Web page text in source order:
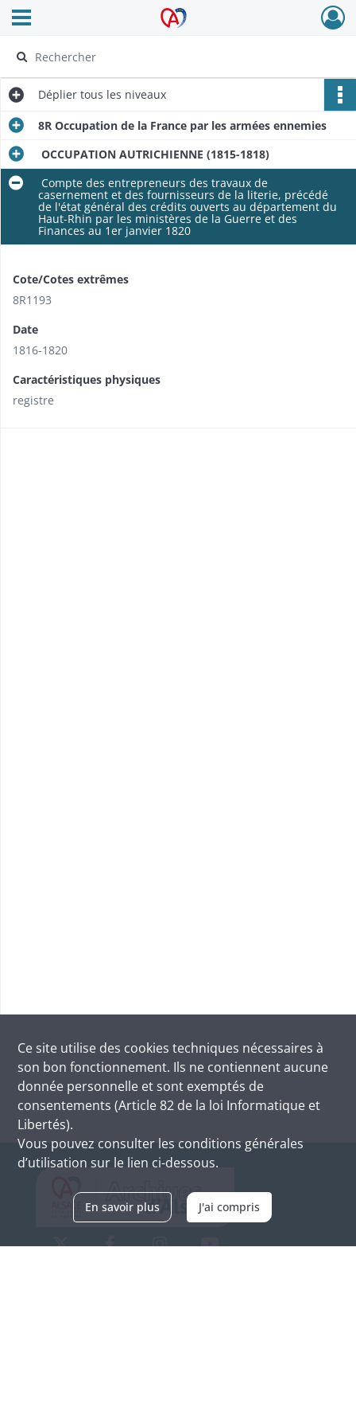
Archives Alsace - Colmar
Ouvrir le menu déroulant
Déplier tous les niveaux
8R Occupation de la France par les armées ennemies
OCCUPATION AUTRICHIENNE (1815-1818)
Compte des entrepreneurs des travaux de
casernement et des fournisseurs de la literie, précédé
de l'état général des crédits ouverts au département du
Haut-Rhin par les ministères de la Guerre et des
Finances au 1er janvier 1820
Cote/Cotes extrêmes
8R1193
Date
1816-1820
Caractéristiques physiques
registre
Ce site utilise des cookies techniques nécessaires à
son bon fonctionnement. Ils ne contiennent aucune
donnée personnelle et sont exemptés de
consentements (Article 82 de la loi Informatique et
Libertés).
Vous pouvez consulter les conditions générales
d’utilisation sur le lien ci-dessous.
En savoir plus J'ai compris